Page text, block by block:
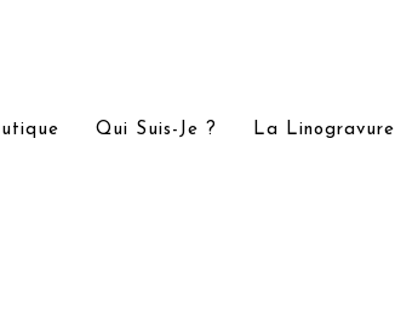
Qui Suis-Je ? La Linogravure